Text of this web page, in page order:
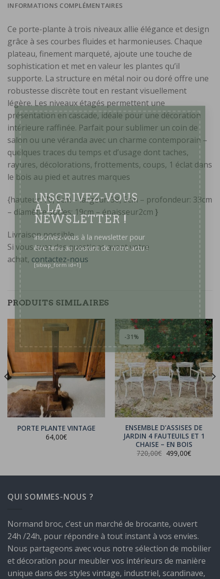
INSCRIVEZ-VOUS
À LA
NEWSLETTER !
Inscrivez-vous à la newsletter pour
être tenu au courant de notre actu !
×
INFORMATIONS COMPLÉMENTAIRES
Ce porte-plante à trois niveaux allie élégance et design
grâce à ses courbes fluides et harmonieuses. Chaque
plateau, finement marqueté, ajoute une touche de
sophistication et met en valeur les plantes qu’il
supporte. La structure en métal noir ou doré offre une
robustesse discrète tout en restant visuellement
légère. Les niveaux étagés permettent une
présentation en cascade, idéale pour une décoration
intérieure raffinée. Parfait pour sublimer un coin de
salon ou une véranda avec un charme contemporain –
quelques traces du temps et d’usage dont taches,
rayures, décolorations, frottements, coups, 1 éclat dans
le bois au pied et autres marques
{hauteur: 70, 5cm – largeur: 38, 5cm – profondeur: 33cm
– diamètre socles: 19cm – épaisseur2cm }
Livraison possible
Si vous avez des questions avant votre
achat, contactez-nous
PRODUITS SIMILAIRES
PORTE PLANTE VINTAGE
64,00€
-31%
ENSEMBLE D’ASSISES DE
JARDIN 4 FAUTEUILS ET 1
CHAISE – EN BOIS
720,00€ Le
720,00€.
499,00€Le
499,00€.
QUI SOMMES-NOUS ?
Normand broc, c’est un marché de brocante, ouvert
24h /24h, pour répondre à tout instant à vos envies.
Nous partageons avec vous notre sélection de mobilier
et décoration pour meubler vos intérieurs de manière
unique dans des styles vintage, industriel, scandinave,